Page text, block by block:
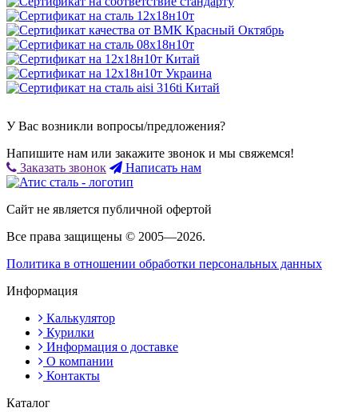
У Вас возникли вопросы/предложения?
Напишите нам или закажите звонок и мы свяжемся!
Заказать звонок
Написать нам
Сайт не является публичной офертой
Все права защищены © 2005—2026.
Политика в отношении обработки персональных данных
Информация
Калькулятор
Курилки
Информация о доставке
О компании
Контакты
Каталог